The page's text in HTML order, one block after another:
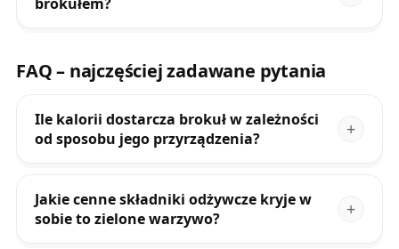
FAQ – najczęściej zadawane pytania
Ile kalorii dostarcza brokuł w zależności
od sposobu jego przyrządzenia?
Jakie cenne składniki odżywcze kryje w
sobie to zielone warzywo?